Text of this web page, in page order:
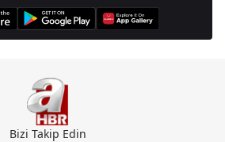
Bizi Takip Edin